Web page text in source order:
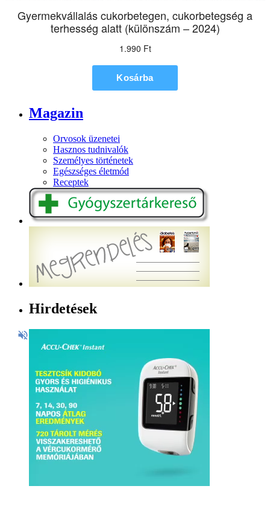
Magazin
Orvosok üzenetei
Hasznos tudnivalók
Személyes történetek
Egészséges életmód
Receptek
Hirdetések